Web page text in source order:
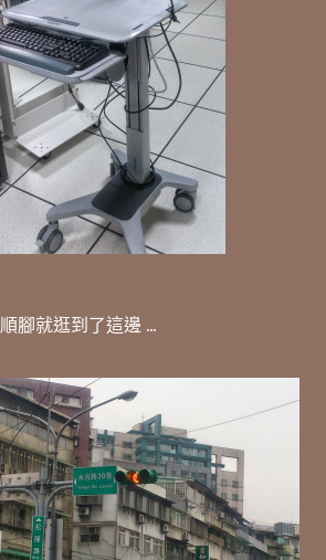
順腳就逛到了這邊 ...